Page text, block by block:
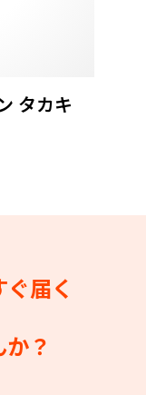
タカキ
届く
？